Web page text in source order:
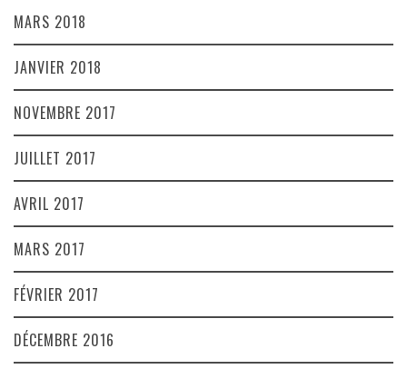
MARS 2018
JANVIER 2018
NOVEMBRE 2017
JUILLET 2017
AVRIL 2017
MARS 2017
FÉVRIER 2017
DÉCEMBRE 2016